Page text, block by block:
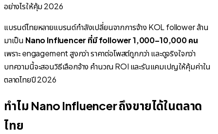
แบรนด์ไทยหลายแบรนด์กำลังเปลี่ยนจากการจ้าง KOL follower ล้าน
มาเป็น Nano Influencer ที่มี follower 1,000–10,000 คน
เพราะ engagement สูงกว่า ราคาต่อโพสต์ถูกกว่า และดูจริงใจกว่า
บทความนี้จะสอนวิธีเลือกจ้าง คำนวณ ROI และรันแคมเปญให้คุ้มค่าใน
ตลาดไทยปี 2026
ทำไม Nano Influencer ถึงขายได้ในตลาด
ไทย